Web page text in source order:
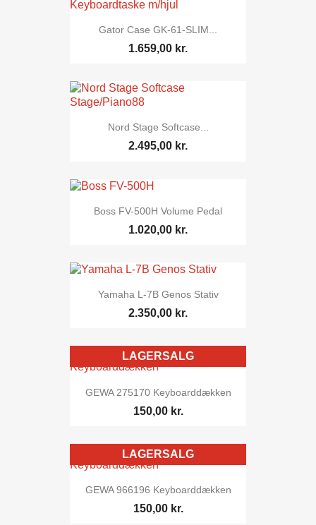
Gator Case GK-61-SLIM...
1.659,00 kr.
Nord Stage Softcase...
2.495,00 kr.
Boss FV-500H Volume Pedal
1.020,00 kr.
Yamaha L-7B Genos Stativ
2.350,00 kr.
GEWA 275170 Keyboarddækken
150,00 kr.
LAGERSALG
GEWA 966196 Keyboarddækken
150,00 kr.
LAGERSALG